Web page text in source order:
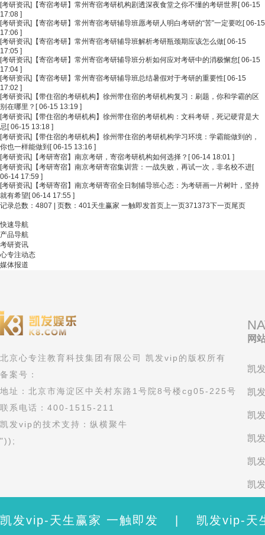
[考研资讯] 【寄宿考研】常州寄宿考研机构剧透深夜食堂之你不懂的考研世界[ 06-15
17:08 ]
[考研资讯] 【寄宿考研】常州寄宿考研辅导班愿考研人明白考研的“苦”一定要吃[ 06-15
17:06 ]
[考研资讯] 【寄宿考研】常州寄宿考研辅导班解析考研瓶颈期应该怎么做[ 06-15
17:05 ]
[考研资讯] 【寄宿考研】常州寄宿考研辅导班分析如何应对考研中的消极懈怠 [ 06-15
17:04 ]
[考研资讯] 【寄宿考研】常州寄宿考研辅导班总结暑假对于考研的重要性 [ 06-15
17:02 ]
[考研资讯] 【带住宿的考研机构】徐州带住宿的考研机构复习：刷题，你和学霸的区
别在哪里？ [ 06-15 13:19 ]
[考研资讯] 【带住宿的考研机构】徐州带住宿的考研机构：文科考研，死记硬背是大
忌 [ 06-15 13:18 ]
[考研资讯] 【带住宿的考研机构】徐州带住宿的考研机构学习环境：学霸能做到的，
你也一样能做到 [ 06-15 13:16 ]
[考研资讯] 【考研寄宿】南京考研，寄宿考研机构如何选择？ [ 06-14 18:01 ]
[考研资讯] 【考研寄宿】南京考研寄宿集训营：一战失败，再试一次，非名校不进[
06-14 17:59 ]
[考研资讯] 【考研寄宿】南京考研寄宿全日制辅导班心态：为考研画一片树叶，坚持
就有希望 [ 06-14 17:55 ]
记录总数：4807 | 页数：401天生赢家 一触即发首页上一页371373下一页尾页
快速导航
产品导航
考研资讯
心专注动态
媒体报道
北京心专注教育科技集团有限公司 凯发vip的版权所有
备案号：
地址：北京市海淀区中关村东路1号院8号楼cg05-225号
联系电话：400-1515-211
凯发vip的技术支持：纵横聚牛
"));
网
凯
凯
凯
凯
凯
凯
凯发vip-天生赢家 一触即发 凯发vip-天